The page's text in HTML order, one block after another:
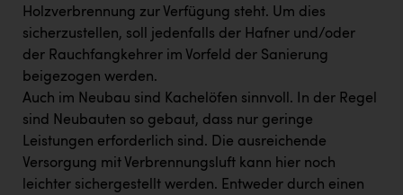
Holzverbrennung zur Verfügung steht. Um dies
sicherzustellen, soll jedenfalls der Hafner und/oder
der Rauchfangkehrer im Vorfeld der Sanierung
beigezogen werden.
Auch im Neubau sind Kachelöfen sinnvoll. In der Regel
sind Neubauten so gebaut, dass nur geringe
Leistungen erforderlich sind. Die ausreichende
Versorgung mit Verbrennungsluft kann hier noch
leichter sichergestellt werden. Entweder durch einen